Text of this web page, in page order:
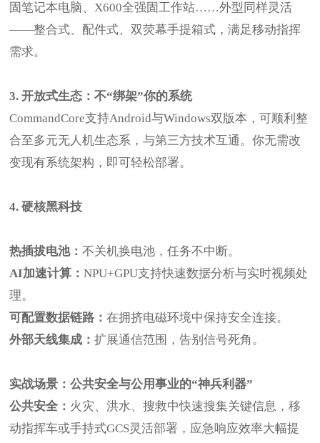
固笔记本电脑、X600全强固工作站……外型同样灵活
——整合式、配件式、双荧幕手提箱式，满足移动指挥
需求。
3. 开放式生态：不“绑架”你的系统
CommandCore支持Android与Windows双版本，可顺利整
合至多元无人机生态系，与第三方技术互通。你无需改
变现有系统架构，即可轻松部署。
4. 硬核黑科技
热插拔电池：不关机换电池，任务不中断。
AI加速计算：NPU+GPU支持快速数据分析与实时视频处
理。
可配置数据链路：在拥挤电磁环境中保持安全连接。
外部天线集成：扩展通信范围，告别信号死角。
实战场景：公共安全与公用事业的“神兵利器”
公共安全： 火灾、洪水、搜救中快速搜集关键信息，移
动指挥车或手持式GCS灵活部署，应急响应效率大幅提